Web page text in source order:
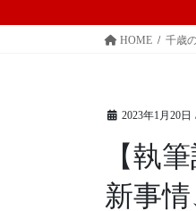
HOME 千歳
2023年1月20日
【執
新事